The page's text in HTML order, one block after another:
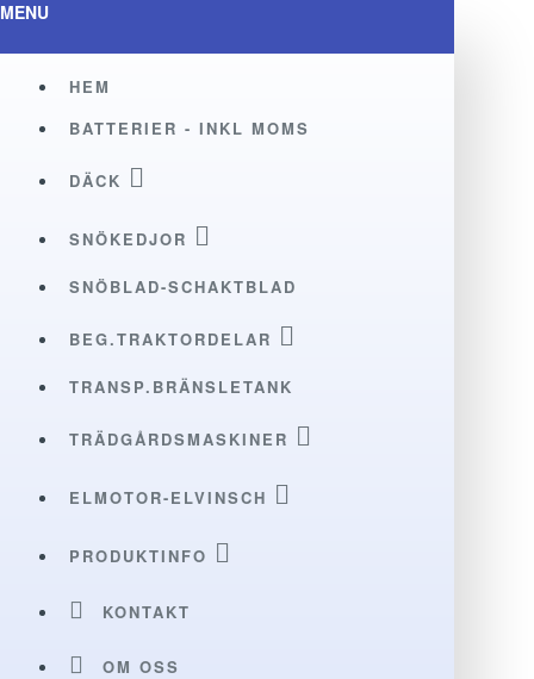
MENU
HEM
BATTERIER - INKL MOMS
DÄCK
SNÖKEDJOR
SNÖBLAD-SCHAKTBLAD
BEG.TRAKTORDELAR
TRANSP.BRÄNSLETANK
TRÄDGÅRDSMASKINER
ELMOTOR-ELVINSCH
PRODUKTINFO
KONTAKT
OM OSS